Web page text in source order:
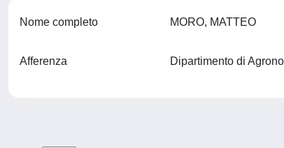
Nome completo MORO, MATTEO
Afferenza Dipartimento di